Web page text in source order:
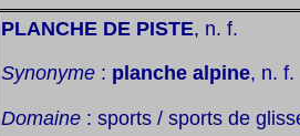
PLANCHE DE PISTE, n. f.
Synonyme : planche alpine, n. f.
Domaine : sports / sports de